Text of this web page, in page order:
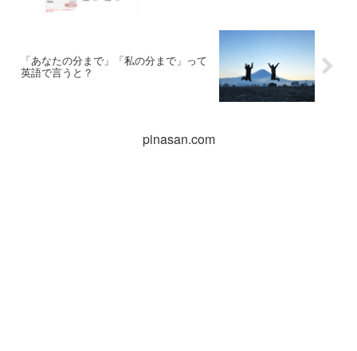
「あなたの分まで」「私の分まで」って
英語で言うと？
pinasan.com